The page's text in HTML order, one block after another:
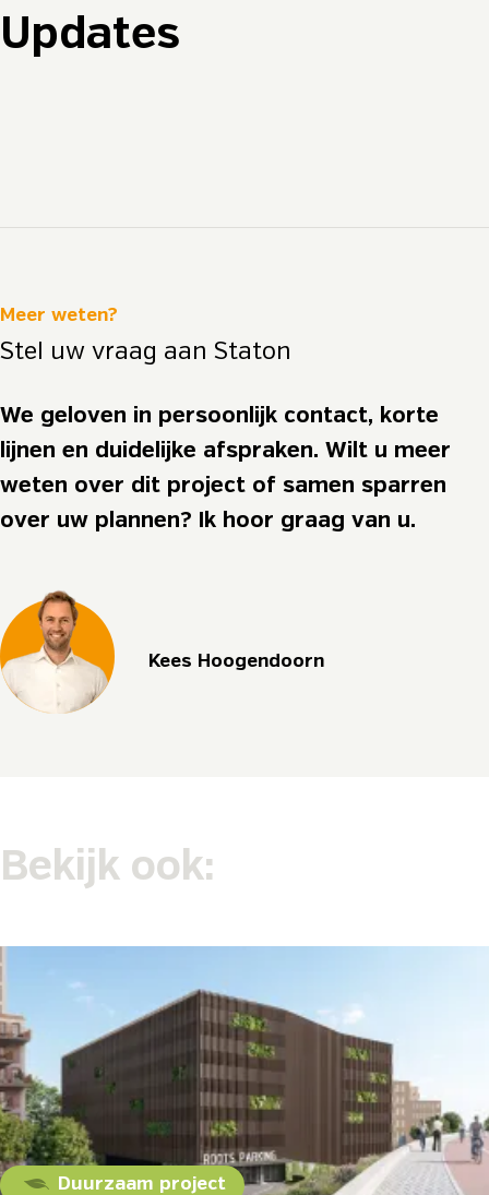
Updates
Meer weten?
Stel uw vraag aan Staton
We geloven in persoonlijk contact, korte
lijnen en duidelijke afspraken. Wilt u meer
weten over dit project of samen sparren
over uw plannen? Ik hoor graag van u.
Kees Hoogendoorn
Bekijk ook:
Duurzaam project